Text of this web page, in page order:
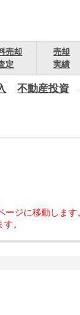
売却
定
売却
実績
不動産投資
ジに移動します
。